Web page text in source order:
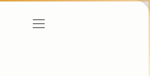
menüyü